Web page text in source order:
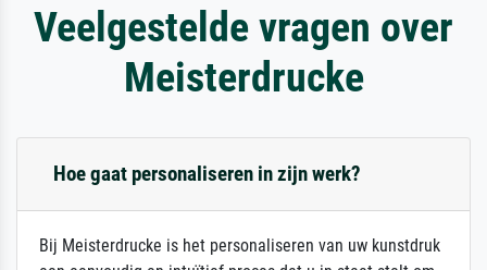
Veelgestelde vragen over
Meisterdrucke
Hoe gaat personaliseren in zijn werk?
Bij Meisterdrucke is het personaliseren van uw kunstdruk